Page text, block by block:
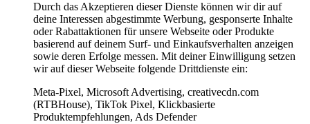
Durch das Akzeptieren dieser Dienste können wir dir auf
deine Interessen abgestimmte Werbung, gesponserte Inhalte
oder Rabattaktionen für unsere Webseite oder Produkte
basierend auf deinem Surf- und Einkaufsverhalten anzeigen
sowie deren Erfolge messen. Mit deiner Einwilligung setzen
wir auf dieser Webseite folgende Drittdienste ein:
Meta-Pixel, Microsoft Advertising, creativecdn.com
(RTBHouse), TikTok Pixel, Klickbasierte
Produktempfehlungen, Ads Defender